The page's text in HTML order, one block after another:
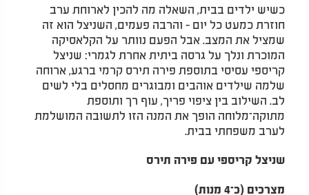
כשיש ילדים בבית, השאלה מה להכין לארוחת ערב
חוזרת כמעט כל יום - והרבה פעמים, השניצל הוא זה
שמציל את המצב. אבל הפעם נוותר על הקלאסיקה
המוכרת ונלך על גרסה ביתית אחרת לגמרי: שניצל
קריספי עסיסי בתוספת פירה תירס קרמי ברגע, ארוחה
שלמה שילדים אוהבים ומבוגרים מחסלים בלי לשים
לב. השילוב בין ציפוי פריך, עוף רך ותוספת
מתוקה־מלוחה הופך את המנה הזו לתשובה המושלמת
לערב משפחתי בבית.​
שניצל קריספי עם פירה תירס
מצרכים (כ־4 מנות)